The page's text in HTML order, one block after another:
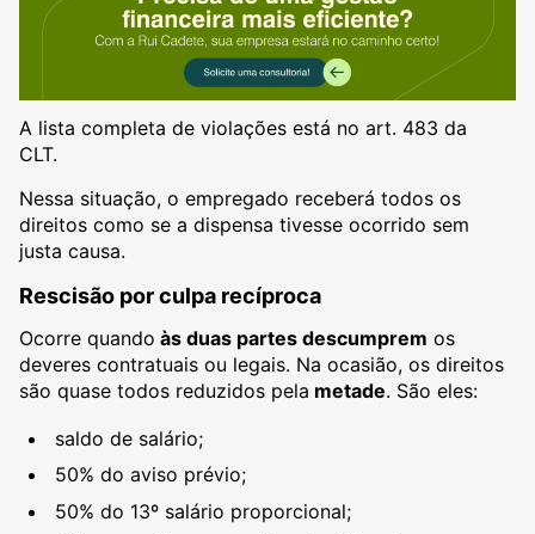
A lista completa de violações está no art. 483 da
CLT.
Nessa situação, o empregado receberá todos os
direitos como se a dispensa tivesse ocorrido sem
justa causa.
Rescisão por culpa recíproca
Ocorre quando às duas partes descumprem os
deveres contratuais ou legais. Na ocasião, os direitos
são quase todos reduzidos pela metade. São eles:
saldo de salário;
50% do aviso prévio;
50% do 13º salário proporcional;